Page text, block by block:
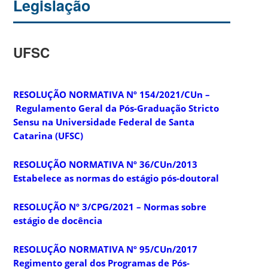
Legislação
UFSC
RESOLUÇÃO NORMATIVA Nº 154/2021/CUn –
Regulamento Geral da Pós-Graduação Stricto
Sensu na Universidade Federal de Santa
Catarina (UFSC)
RESOLUÇÃO NORMATIVA Nº 36/CUn/2013
Estabelece as normas do estágio pós-doutoral
RESOLUÇÃO Nº 3/CPG/2021 – Normas sobre
estágio de docência
RESOLUÇÃO NORMATIVA Nº 95/CUn/2017
Regimento geral dos Programas de Pós-